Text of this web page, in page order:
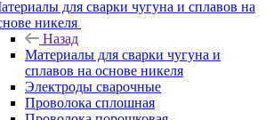
для сварки чугуна и сплавов на
никеля
Назад
Материалы для сварки чугуна и
сплавов на основе никеля
Электроды сварочные
Проволока сплошная